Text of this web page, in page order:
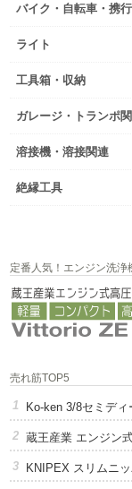
バイク・自転車・携
ライト
工具箱・収納
ガレージ・トランポ
溶接機・溶接関連
絶縁工具
定番人気！エンジン洗浄
売れ筋TOP5
Ko-ken 3/8セミディ
蔵王産業 エンジン
KNIPEX スリムニ